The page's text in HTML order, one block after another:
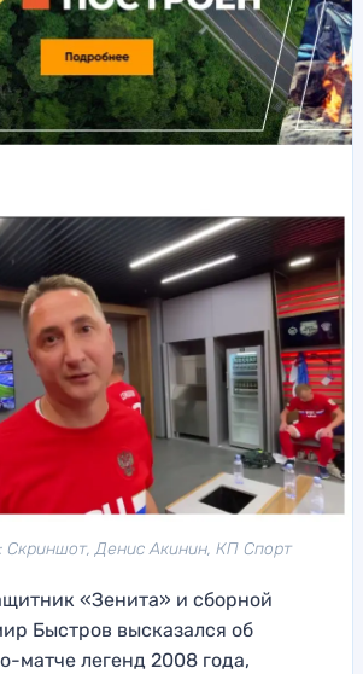
Скриншот, Денис Акинин, КП Спорт
«Зенита» и сборной
Быстров высказался об
матче легенд 2008 года,